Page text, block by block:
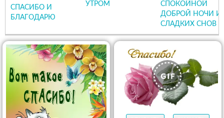
СПАСИБО И
БЛАГОДАРЮ
УТРОМ
СПОКОЙНОЙ
ДОБРОЙ НОЧИ И
СЛАДКИХ СНОВ